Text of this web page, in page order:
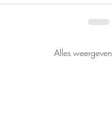
Alles weergeven